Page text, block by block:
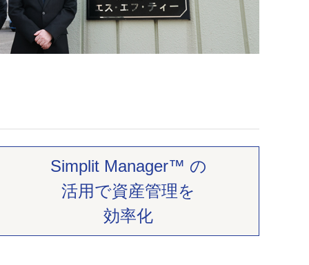
Simplit Manager™ の
活用で資産管理を
効率化